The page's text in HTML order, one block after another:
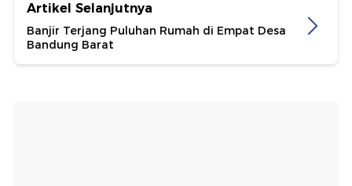
Artikel Selanjutnya
Banjir Terjang Puluhan Rumah di Empat Desa
Bandung Barat